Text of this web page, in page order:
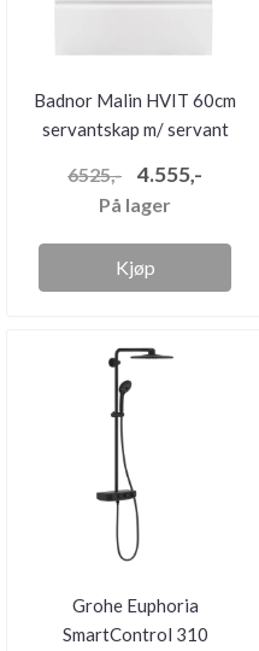
Badnor Malin HVIT 60cm
servantskap m/ servant
6525,- 4.555,-
På lager
Kjøp
Grohe Euphoria
SmartControl 310